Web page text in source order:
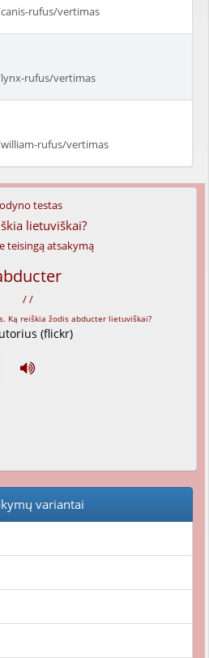
rufus/vertimas
rufus/vertimas
rufus/vertimas
testas
lietuviškai?
teisingą atsakymą
/ /
(flickr)
variantai